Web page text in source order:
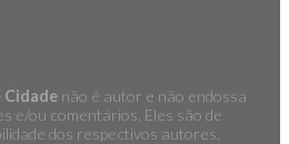
Cidadenão é autor e não endossa
e/ou comentários. Eles são de
dos respectivos autores.